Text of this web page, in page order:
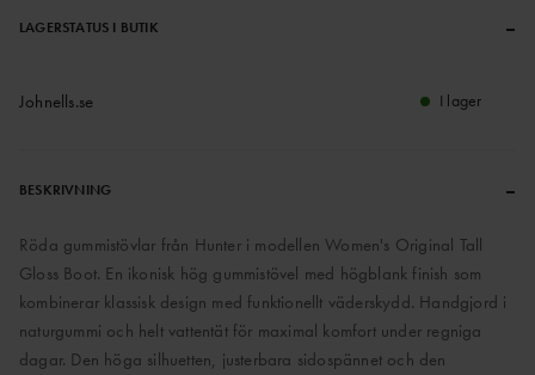
LAGERSTATUS I BUTIK –
Johnells.se I lager
BESKRIVNING –
Röda gummistövlar från Hunter i modellen Women's Original Tall
Gloss Boot. En ikonisk hög gummistövel med högblank finish som
kombinerar klassisk design med funktionellt väderskydd. Handgjord i
naturgummi och helt vattentät för maximal komfort under regniga
dagar. Den höga silhuetten, justerbara sidospännet och den